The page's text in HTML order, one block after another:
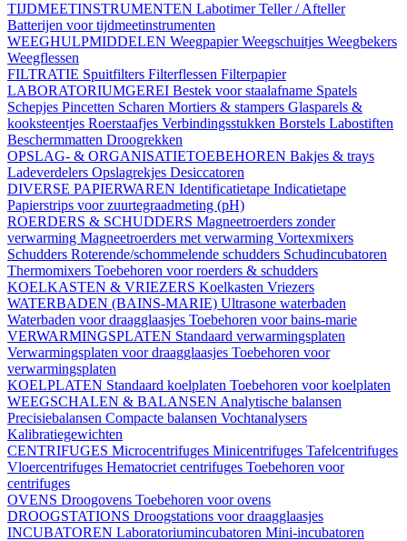
TIJDMEETINSTRUMENTEN LabotimerTeller / Afteller
Batterijen voor tijdmeetinstrumenten
WEEGHULPMIDDELEN WeegpapierWeegschuitjes Weegbekers
Weegflessen
FILTRATIE Spuitfilters Filterflessen Filterpapier
LABORATORIUMGEREI Bestek voor staalafname Spatels
Schepjes Pincetten Scharen Mortiers & stampers Glasparels &
kooksteentjes Roerstaafjes Verbindingsstukken Borstels Labostiften
Beschermmatten Droogrekken
OPSLAG- & ORGANISATIETOEBEHOREN Bakjes & trays
Ladeverdelers Opslagrekjes Desiccatoren
DIVERSE PAPIERWAREN Identificatietape Indicatietape
Papierstrips voor zuurtegraadmeting (pH)
ROERDERS & SCHUDDERS Magneetroerders zonder
verwarming Magneetroerders met verwarming Vortexmixers
Schudders Roterende/schommelende schudders Schudincubatoren
Thermomixers Toebehoren voor roerders & schudders
KOELKASTEN & VRIEZERS Koelkasten Vriezers
WATERBADEN (BAINS-MARIE) Ultrasone waterbaden
Waterbaden voor draagglaasjes Toebehoren voor bains-marie
VERWARMINGSPLATEN Standaard verwarmingsplaten
Verwarmingsplaten voor draagglaasjes Toebehoren voor
verwarmingsplaten
KOELPLATEN Standaard koelplaten Toebehoren voor koelplaten
WEEGSCHALEN & BALANSEN Analytische balansen
Precisiebalansen Compacte balansen Vochtanalysers
Kalibratiegewichten
CENTRIFUGES Microcentrifuges Minicentrifuges Tafelcentrifuges
Vloercentrifuges Hematocriet centrifuges Toebehoren voor
centrifuges
OVENS Droogovens Toebehoren voor ovens
DROOGSTATIONS Droogstations voor draagglaasjes
INCUBATOREN Laboratoriumincubatoren Mini-incubatoren